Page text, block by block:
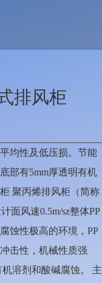
排风柜
均性及低压损。节能
部有5mm厚透明有机
聚丙烯排风柜（简称
面风速0.5m/sz整体PP
蚀性极高的环境，PP
击性，机械性质强
溶剂和酸碱腐蚀。 主